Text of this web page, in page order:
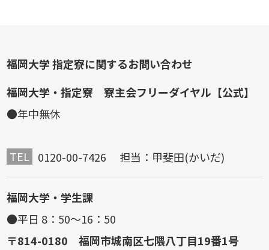
福岡大学 指定寮に関するお問い合わせ
福岡大学・指定寮 寮主会フリーダイヤル【公式】
●年中無休
TEL 0120-00-7426 担当：甲斐田(かいだ)
福岡大学・学生課
●平日 8：50～16：50
〒814-0180 福岡市城南区七隈八丁目19番1号